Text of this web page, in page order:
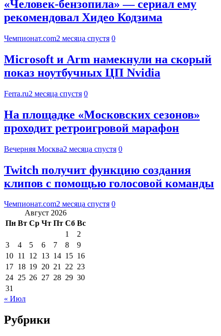
«Человек-бензопила» — сериал ему
рекомендовал Хидео Кодзима
Чемпионат.com2 месяца спустя 0
Microsoft и Arm намекнули на скорый
показ ноутбучных ЦП Nvidia
Ferra.ru2 месяца спустя 0
На площадке «Московских сезонов»
проходит ретроигровой марафон
Вечерняя Москва2 месяца спустя 0
Twitch получит функцию создания
клипов с помощью голосовой команды
Чемпионат.com2 месяца спустя 0
Август 2026
Пн Вт Ср Чт Пт Сб Вс
1
2
3
4 5 6 7 8
9
10 11 12 13 14 15 16
17 18 19 20 21 22 23
24 25 26 27 28 29 30
31
« Июл
Рубрики